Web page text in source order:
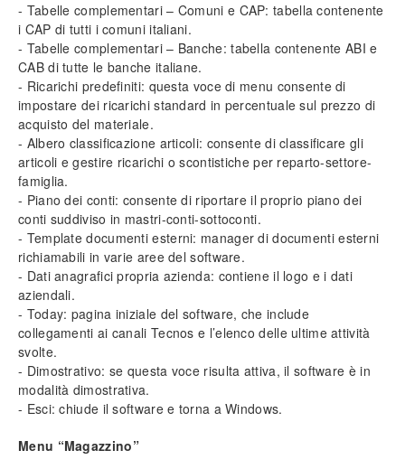
Ricerca incrementale
Filtri e strumenti di ricerca
Nomenclatura e terminologia
Principali icone e pulsanti
Le voci di menù
Legenda colori del software
Aggiornare il software
Assistenza tecnica
Backup e ripristino dei dati
Anagrafica clienti e fornitori
Inserimento nuovo cliente (o fornitore)
Importazione globale
Sedi alternative
Inserimento fornitori principali
Prezzi speciali
Anagrafica di magazzino
Codifica di un articolo
- Tabelle complementari – Comuni e CAP: tabella contenente
i CAP di tutti i comuni italiani.
- Tabelle complementari – Banche: tabella contenente ABI e
CABdi tutte le banche italiane.
- Ricarichi predefiniti: questa voce di menu consente di
impostare dei ricarichi standard in percentuale sul prezzo di
acquisto del materiale.
- Albero classificazione articoli: consente di classificare gli
articoli e gestire ricarichi o scontistiche per reparto-settore-
famiglia.
- Piano dei conti: consente di riportare il proprio piano dei
conti suddiviso in mastri-conti-sottoconti.
- Template documenti esterni: manager di documenti esterni
richiamabili in varie aree del software.
- Dati anagrafici propria azienda: contiene il logo e i dati
aziendali.
- Today: pagina iniziale del software, che include
collegamenti ai canali Tecnos e l’elenco delle ultime attività
svolte.
- Dimostrativo: se questa voce risulta attiva, il software è in
modalità dimostrativa.
- Esci: chiude il software e torna a Windows.
Menu “Magazzino”